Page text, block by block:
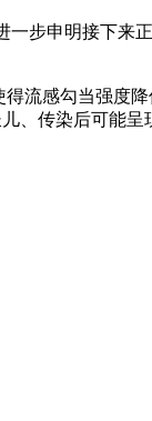
申明接下来
感勾当强度
、传染后可能呈